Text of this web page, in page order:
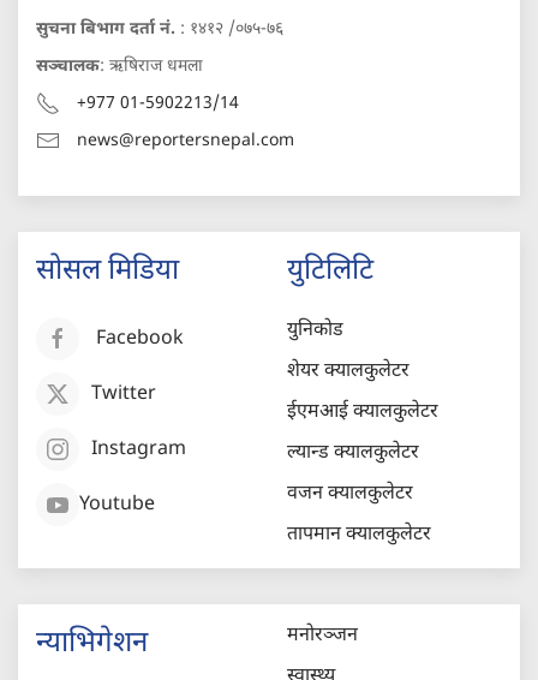
सुचना बिभाग दर्ता नं. : १४१२ /०७५-७६
सञ्चालक: ऋषिराज धमला
+977 01-5902213/14
news@reportersnepal.com
सोसल मिडिया
Facebook
Twitter
Instagram
Youtube
युटिलिटि
युनिकोड
शेयर क्यालकुलेटर
ईएमआई क्यालकुलेटर
ल्यान्ड क्यालकुलेटर
वजन क्यालकुलेटर
तापमान क्यालकुलेटर
न्याभिगेशन
मनोरञ्जन